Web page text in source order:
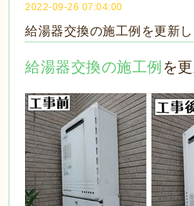
2022-09-26 07:04:00
給湯器交換の施工例を更新し
給湯器交換の施工例 を